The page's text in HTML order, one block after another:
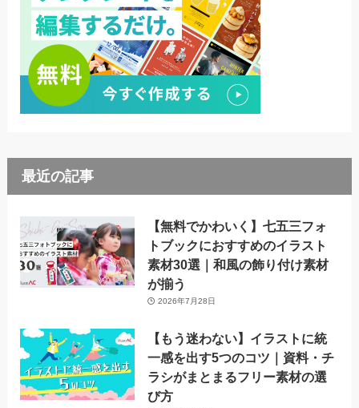
最近の記事
【無料でかわいく】七五三フォ
トブックにおすすめのイラスト
素材30選｜和風の飾り付け素材
が揃う
2026年7月28日
【もう迷わない】イラストに統
一感を出す5つのコツ｜資料・チ
ラシがまとまるフリー素材の選
び方